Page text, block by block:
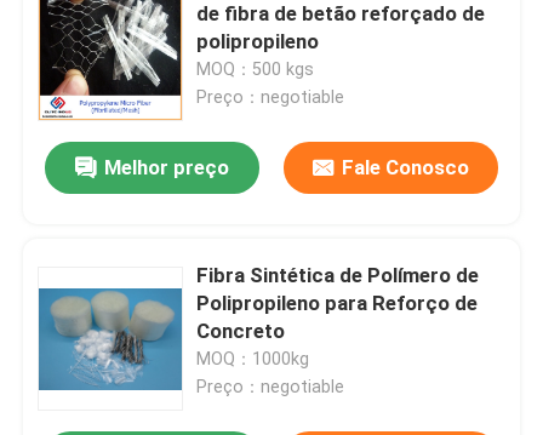
de fibra de betão reforçado de
polipropileno
MOQ：500 kgs
Preço：negotiable
Melhor preço Fale Conosco
Fibra Sintética de Polímero de
Polipropileno para Reforço de
Concreto
MOQ：1000kg
Preço：negotiable